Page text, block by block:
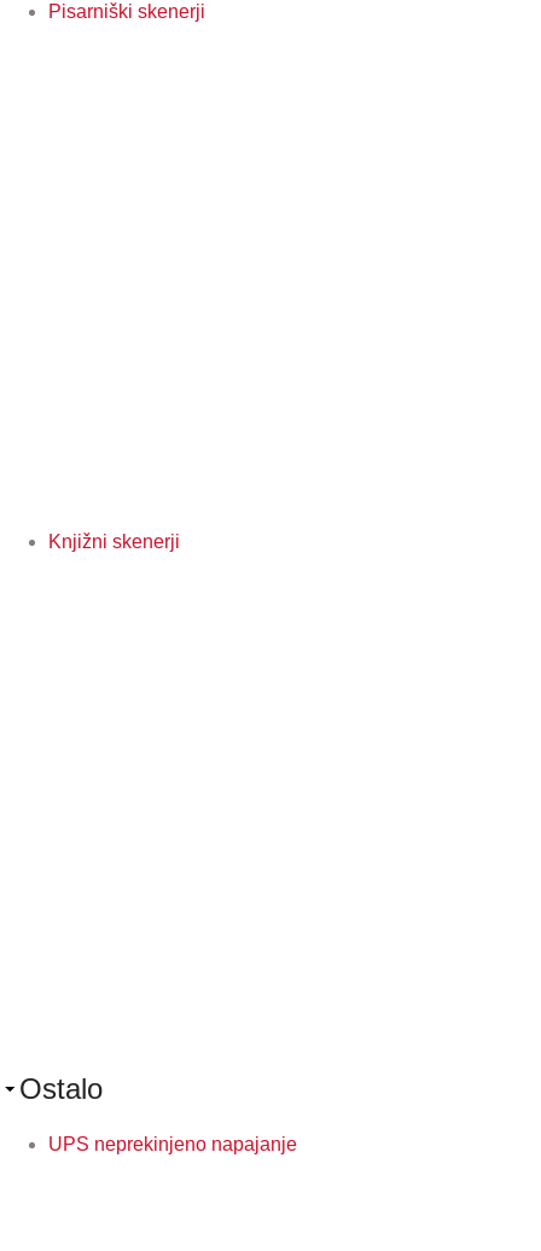
Pisarniški skenerji
Knjižni skenerji
Ostalo
UPS neprekinjeno napajanje